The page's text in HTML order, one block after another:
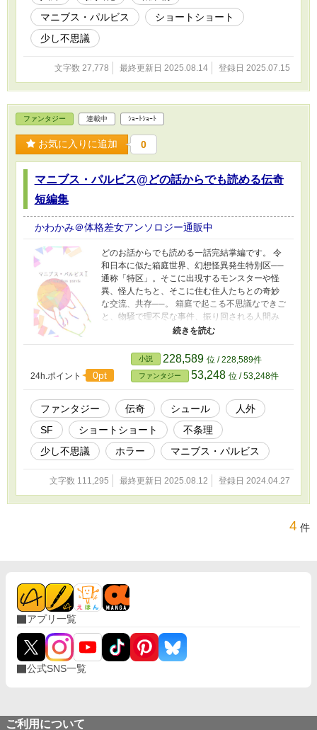
マニブス・パルビス
ショートショート
少し不思議
文字数 27,778 最終更新日 2025.08.14 登録日 2025.07.15
ファンタジー 連載中 ｼｮｰﾄｼｮｰﾄ
お気に入りに追加 0
マニブス・パルビス@どの話からでも読める伝奇
短編集
かわかみ＠体格差女アンソロジー通販中
どのお話からでも読める一話完結掌編です。 令
和日本に似た箱庭世界、幻想怪異発生特別区──
通称「特区」。そこに出現するモンスターや怪
異、怪人たちと、そこに住む住人たちとの奇妙
な交流、共存──。 箱庭で起こる不思議なできご
と、物騒で理不尽な事件、振り回される人間み
たいなものの生活を書いています。 ファンタジ
ーに近い少し不思議な表現があります。 R18に
至らない成人向け表現、ゴア表現、欠損描写、
グロテスクな内容を時折含みます。(成人向けで
はない商業小説程度の内容です) 創作家さんに
100のお題よりお借りしています。
24h.ポイント 0pt
小説 228,589 位 / 228,589件
ファンタジー 53,248 位 / 53,248件
ファンタジー 伝奇 シュール
人外
SF
ショートショート
不条理
少し不思議
ホラー マニブス・パルビス
文字数 111,295 最終更新日 2025.08.12 登録日 2024.04.27
4 件
アプリ一覧
公式SNS一覧
ご利用について